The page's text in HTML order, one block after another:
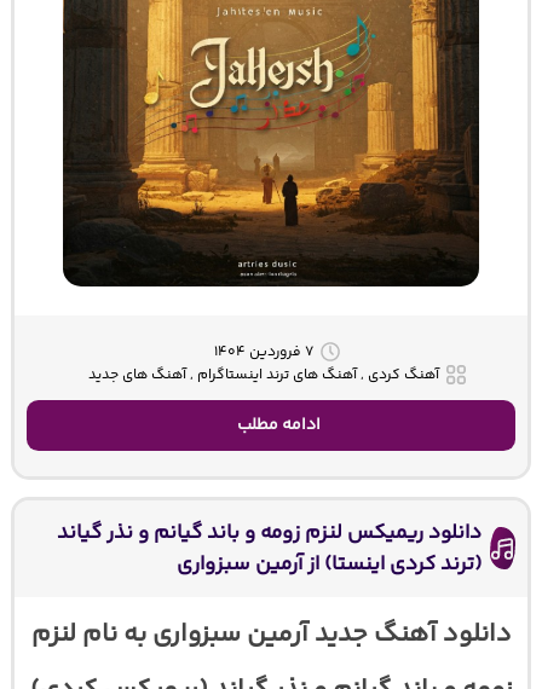
۷ فروردین ۱۴۰۴
آهنگ کردی , آهنگ های ترند اینستاگرام , آهنگ های جدید
ادامه مطلب
دانلود ریمیکس لنزم زومه و باند گیانم و نذر گیاند
(ترند کردی اینستا) از آرمین سبزواری
دانلود آهنگ جدید آرمین سبزواری به نام لنزم